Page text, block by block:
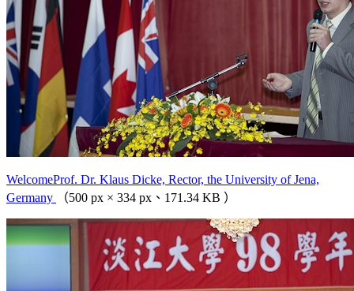
WelcomeProf. Dr. Klaus Dicke, Rector, the University of Jena,
Germany
（500 px × 334 px、171.34 KB ）